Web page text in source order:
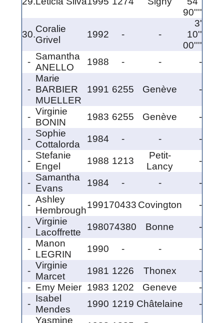
90''''
30.
Coralie
Grivel
1992 - -
3'
10''
00''''
-
Samantha
ANELLO
1988 - - -
-
Marie
BARBIER
MUELLER
1991 6255 Genève -
-
Virginie
BONIN
1983 6255 Genève -
-
Sophie
Cottalorda
1984 - - -
-
Stefanie
Engel
1988 1213
Petit-
Lancy
-
-
Samantha
Evans
1984 - - -
-
Ashley
Hembrough
199170433 Covington -
-
Virginie
Lacoffrette
198074380 Bonne -
-
Manon
LEGRIN
1990 - - -
-
Virginie
Marcet
1981 1226 Thonex
-
- Emy Meier 1983 1202 Geneve
-
-
Isabel
Mendes
1990 1219 Châtelaine -
Yasmine